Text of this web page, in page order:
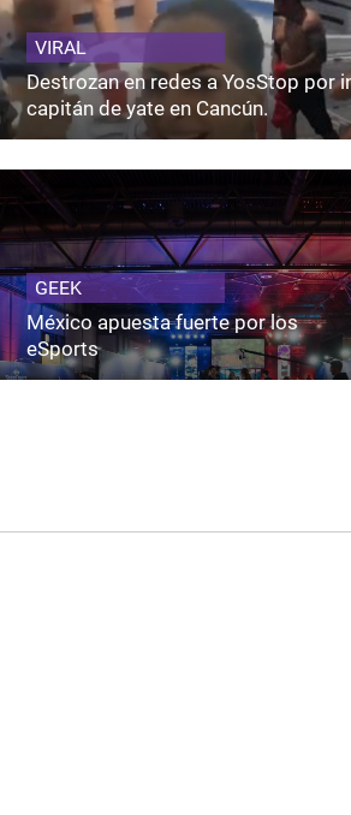
VIRAL
Destrozan en redes a YosStop por
capitán de yate en Cancún.
GEEK
México apuesta fuerte por los
eSports